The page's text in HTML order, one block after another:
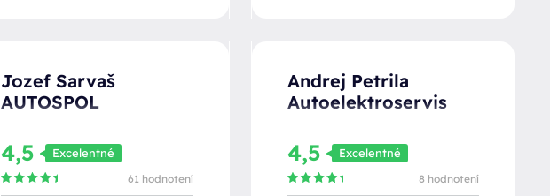
Jozef Sarvaš
AUTOSPOL
4,5 Excelentné
61 hodnotení
Andrej Petrila
Autoelektroservis
4,5 Excelentné
8 hodnotení